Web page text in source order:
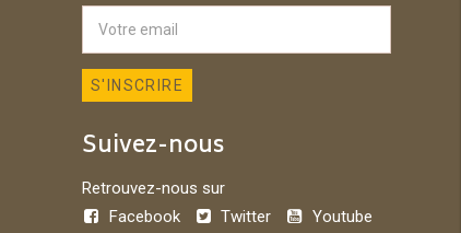
Suivez-nous
Retrouvez-nous sur
Facebook
Twitter
Youtube